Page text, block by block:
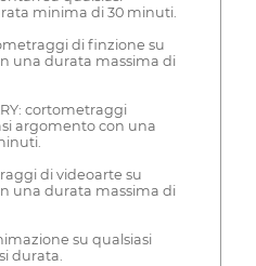
minima di 30 minuti.
di finzione su
una durata massima di
cortometraggi
argomento con una
di videoarte su
una durata massima di
su qualsiasi
durata.